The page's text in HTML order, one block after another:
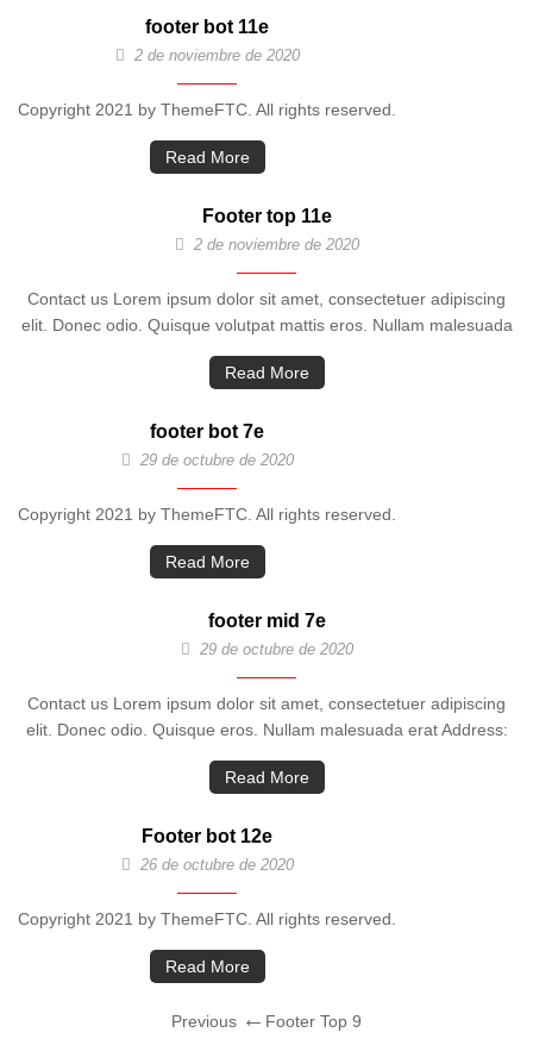
footer bot 11e
2 de noviembre de 2020
Copyright 2021 by ThemeFTC. All rights reserved.
Read More
Footer top 11e
2 de noviembre de 2020
Contact us Lorem ipsum dolor sit amet, consectetuer adipiscing
elit. Donec odio. Quisque volutpat mattis eros. Nullam malesuada
Read More
footer bot 7e
29 de octubre de 2020
Copyright 2021 by ThemeFTC. All rights reserved.
Read More
footer mid 7e
29 de octubre de 2020
Contact us Lorem ipsum dolor sit amet, consectetuer adipiscing
elit. Donec odio. Quisque eros. Nullam malesuada erat Address:
Read More
Footer bot 12e
26 de octubre de 2020
Copyright 2021 by ThemeFTC. All rights reserved.
Read More
Navegación
Previous Footer Top 9